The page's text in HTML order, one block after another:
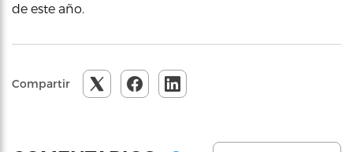
de este año.
Compartir